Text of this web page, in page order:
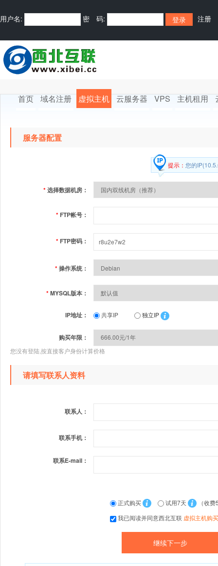
用户名: 密 码: 注册
首页 域名注册 虚拟主机 云服务器 VPS 主机租用
服务器配置
提示： 您的
*选择数据机房：
* FTP帐号：
* FTP密码：
*操作系统：
*MYSQL版本：
IP地址： 共享IP 独立IP
购买年限：
您没有登陆,按直接客户身份计算价格
请填写联系人资料
联系人：
联系手机：
联系E-mail：
正式购买 试用7天
（收费
我已阅读并同意西北互联 虚拟主机购